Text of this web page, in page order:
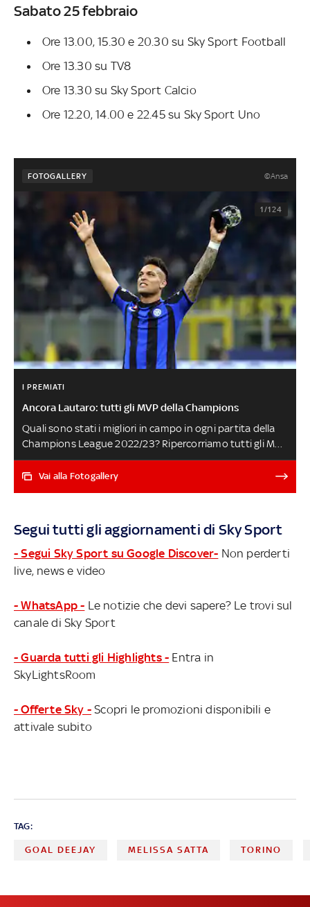
Sabato 25 febbraio
Ore 13.00, 15.30 e 20.30 su Sky Sport Football
Ore 13.30 su TV8
Ore 13.30 su Sky Sport Calcio
Ore 12.20, 14.00 e 22.45 su Sky Sport Uno
FOTOGALLERY ©Ansa
1/124
I PREMIATI
Ancora Lautaro: tutti gli MVP della Champions
Quali sono stati i migliori in campo in ogni partita della
Champions League 2022/23? Ripercorriamo tutti gli MVP
della competizione (stabiliti dalla Uefa) partendo dalla
prima semifinale di ritorno appena disputata. E, in coda:
Vai alla Fotogallery
Segui tutti gli aggiornamenti di Sky Sport
- Segui Sky Sport su Google Discover- Non perderti
live, news e video
- WhatsApp - Le notizie che devi sapere? Le trovi sul
canale di Sky Sport
- Guarda tutti gli Highlights - Entra in
SkyLightsRoom
- Offerte Sky - Scopri le promozioni disponibili e
attivale subito
TAG:
GOAL DEEJAY MELISSA SATTA TORINO